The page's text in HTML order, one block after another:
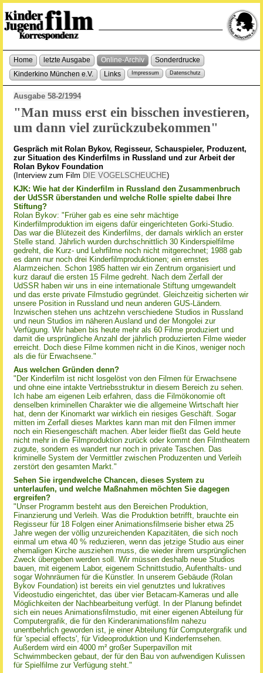
Home letzte Ausgabe Online-Archiv
Sonderdrucke
Kinderkino München e.V.
Links Impressum Datenschutz
Ausgabe 58-2/1994
"Man muss erst ein bisschen investieren,
um dann viel zurückzubekommen"
Gespräch mit Rolan Bykov, Regisseur, Schauspieler, Produzent,
zur Situation des Kinderfilms in Russland und zur Arbeit der
Rolan Bykov Foundation
(Interview zum Film DIE VOGELSCHEUCHE)
KJK: Wie hat der Kinderfilm in Russland den Zusammenbruch
der UdSSR überstanden und welche Rolle spielte dabei Ihre
Stiftung?
Rolan Bykov: "Früher gab es eine sehr mächtige
Kinderfilmproduktion im eigens dafür eingerichteten Gorki-Studio.
Das war die Blütezeit des Kinderfilms, der damals wirklich an erster
Stelle stand. Jährlich wurden durchschnittlich 30 Kinderspielfilme
gedreht, die Kurz- und Lehrfilme noch nicht mitgerechnet; 1988 gab
es dann nur noch drei Kinderfilmproduktionen; ein ernstes
Alarmzeichen. Schon 1985 hatten wir ein Zentrum organisiert und
kurz darauf die ersten 15 Filme gedreht. Nach dem Zerfall der
UdSSR haben wir uns in eine internationale Stiftung umgewandelt
und das erste private Filmstudio gegründet. Gleichzeitig sicherten wir
unsere Position in Russland und neun anderen GUS-Ländern.
Inzwischen stehen uns achtzehn verschiedene Studios in Russland
und neun Studios im näheren Ausland und der Mongolei zur
Verfügung. Wir haben bis heute mehr als 60 Filme produziert und
damit die ursprüngliche Anzahl der jährlich produzierten Filme wieder
erreicht. Doch diese Filme kommen nicht in die Kinos, weniger noch
als die für Erwachsene."
Aus welchen Gründen denn?
"Der Kinderfilm ist nicht losgelöst von den Filmen für Erwachsene
und ohne eine intakte Vertriebsstruktur in diesem Bereich zu sehen.
Ich habe am eigenen Leib erfahren, dass die Filmökonomie oft
denselben kriminellen Charakter wie die allgemeine Wirtschaft hier
hat, denn der Kinomarkt war wirklich ein riesiges Geschäft. Sogar
mitten im Zerfall dieses Marktes kann man mit den Filmen immer
noch ein Riesengeschäft machen. Aber leider fließt das Geld heute
nicht mehr in die Filmproduktion zurück oder kommt den Filmtheatern
zugute, sondern es wandert nur noch in private Taschen. Das
kriminelle System der Vermittler zwischen Produzenten und Verleih
zerstört den gesamten Markt."
Sehen Sie irgendwelche Chancen, dieses System zu
unterlaufen, und welche Maßnahmen möchten Sie dagegen
ergreifen?
"Unser Programm besteht aus den Bereichen Produktion,
Finanzierung und Verleih. Was die Produktion betrifft, brauchte ein
Regisseur für 18 Folgen einer Animationsfilmserie bisher etwa 25
Jahre wegen der völlig unzureichenden Kapazitäten, die sich noch
einmal um etwa 40 % reduzieren, wenn das jetzige Studio aus einer
ehemaligen Kirche ausziehen muss, die wieder ihrem ursprünglichen
Zweck übergeben werden soll. Wir müssen deshalb neue Studios
bauen, mit eigenem Labor, eigenem Schnittstudio, Aufenthalts- und
sogar Wohnräumen für die Künstler. In unserem Gebäude (Rolan
Bykov Foundation) ist bereits ein viel genutztes und lukratives
Videostudio eingerichtet, das über vier Betacam-Kameras und alle
Möglichkeiten der Nachbearbeitung verfügt. In der Planung befindet
sich ein neues Animationsfilmstudio, mit einer eigenen Abteilung für
Computergrafik, die für den Kinderanimationsfilm nahezu
unentbehrlich geworden ist, je einer Abteilung für Computergrafik und
für 'special effects', für Videoproduktion und Kinderfernsehen.
Außerdem wird ein 4000 m² großer Superpavillon mit
Schwimmbecken gebaut, der für den Bau von aufwendigen Kulissen
für Spielfilme zur Verfügung steht."